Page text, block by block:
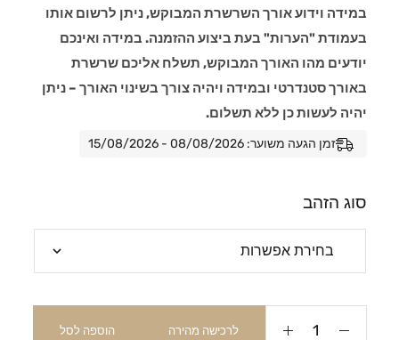
במידה וידוע אורך השרשרת המבוקש, ניתן לרשום אותו
בעמודת "הערות" בעת ביצוע ההזמנה. במידה ואינכם
יודעים מהו האורך המבוקש, תשלח אליכם שרשרת
באורך סטנדרטי ובמידה ויהיה צורך בשינוי האורך – ניתן
יהיה לעשות כן ללא תשלום.
זמן הגעה משוער: 08/08/2026 - 15/08/2026
סוג הזהב
לרכישה מהירה הוספה לסל